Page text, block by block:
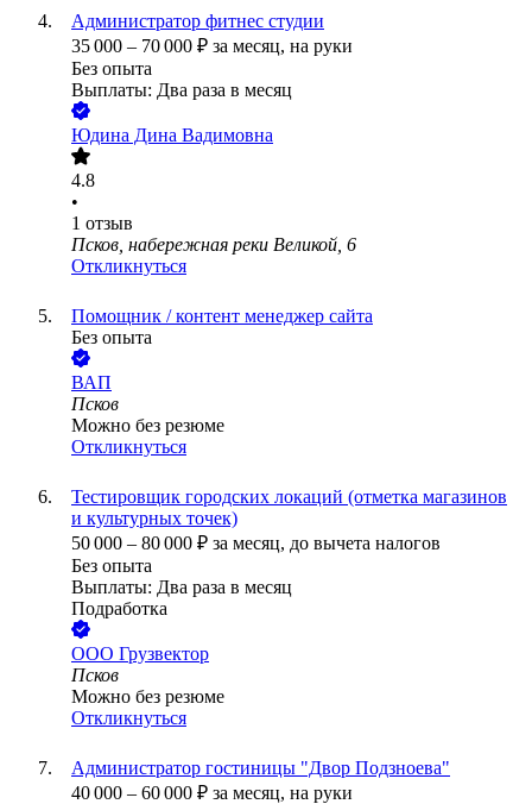
Администратор фитнес студии
35 000 – 70 000 ₽ за месяц, на руки
Без опыта
Выплаты: Два раза в месяц
Юдина Дина Вадимовна
4.8
•
1 отзыв
Псков, набережная реки Великой, 6
Откликнуться
Помощник / контент менеджер сайта
Без опыта
ВАП
Псков
Можно без резюме
Откликнуться
Тестировщик городских локаций (отметка магазинов
и культурных точек)
50 000 – 80 000 ₽ за месяц, до вычета налогов
Без опыта
Выплаты: Два раза в месяц
Подработка
ООО Грузвектор
Псков
Можно без резюме
Откликнуться
Администратор гостиницы "Двор Подзноева"
40 000 – 60 000 ₽ за месяц, на руки